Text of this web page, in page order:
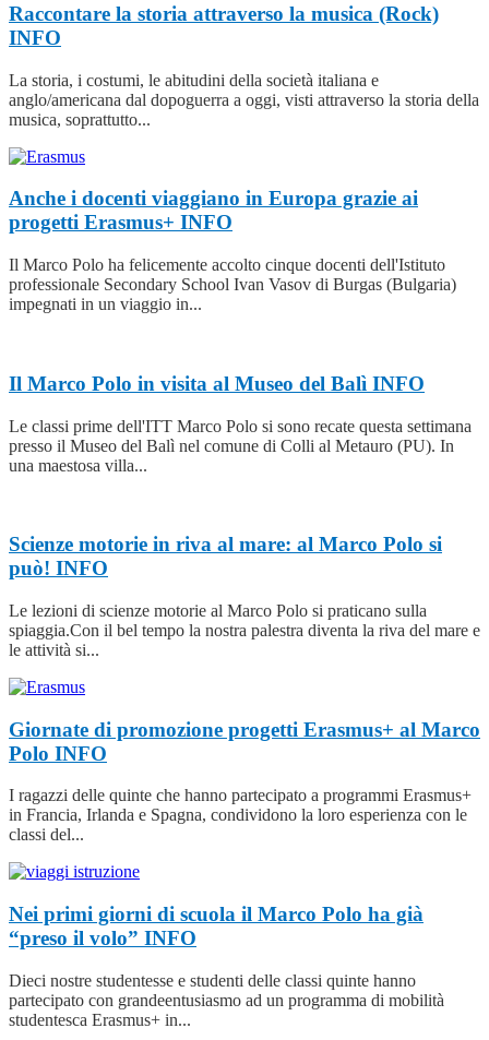
Raccontare la storia attraverso la musica (Rock)
INFO
La storia, i costumi, le abitudini della società italiana e
anglo/americana dal dopoguerra a oggi, visti attraverso la storia della
musica, soprattutto...
Anche i docenti viaggiano in Europa grazie ai
progetti Erasmus+ INFO
Il Marco Polo ha felicemente accolto cinque docenti dell'Istituto
professionale Secondary School Ivan Vasov di Burgas (Bulgaria)
impegnati in un viaggio in...
Il Marco Polo in visita al Museo del Balì INFO
Le classi prime dell'ITT Marco Polo si sono recate questa settimana
presso il Museo del Balì nel comune di Colli al Metauro (PU). In
una maestosa villa...
Scienze motorie in riva al mare: al Marco Polo si
può! INFO
Le lezioni di scienze motorie al Marco Polo si praticano sulla
spiaggia.Con il bel tempo la nostra palestra diventa la riva del mare e
le attività si...
Giornate di promozione progetti Erasmus+ al Marco
Polo INFO
I ragazzi delle quinte che hanno partecipato a programmi Erasmus+
in Francia, Irlanda e Spagna, condividono la loro esperienza con le
classi del...
Nei primi giorni di scuola il Marco Polo ha già
“preso il volo” INFO
Dieci nostre studentesse e studenti delle classi quinte hanno
partecipato con grandeentusiasmo ad un programma di mobilità
studentesca Erasmus+ in...